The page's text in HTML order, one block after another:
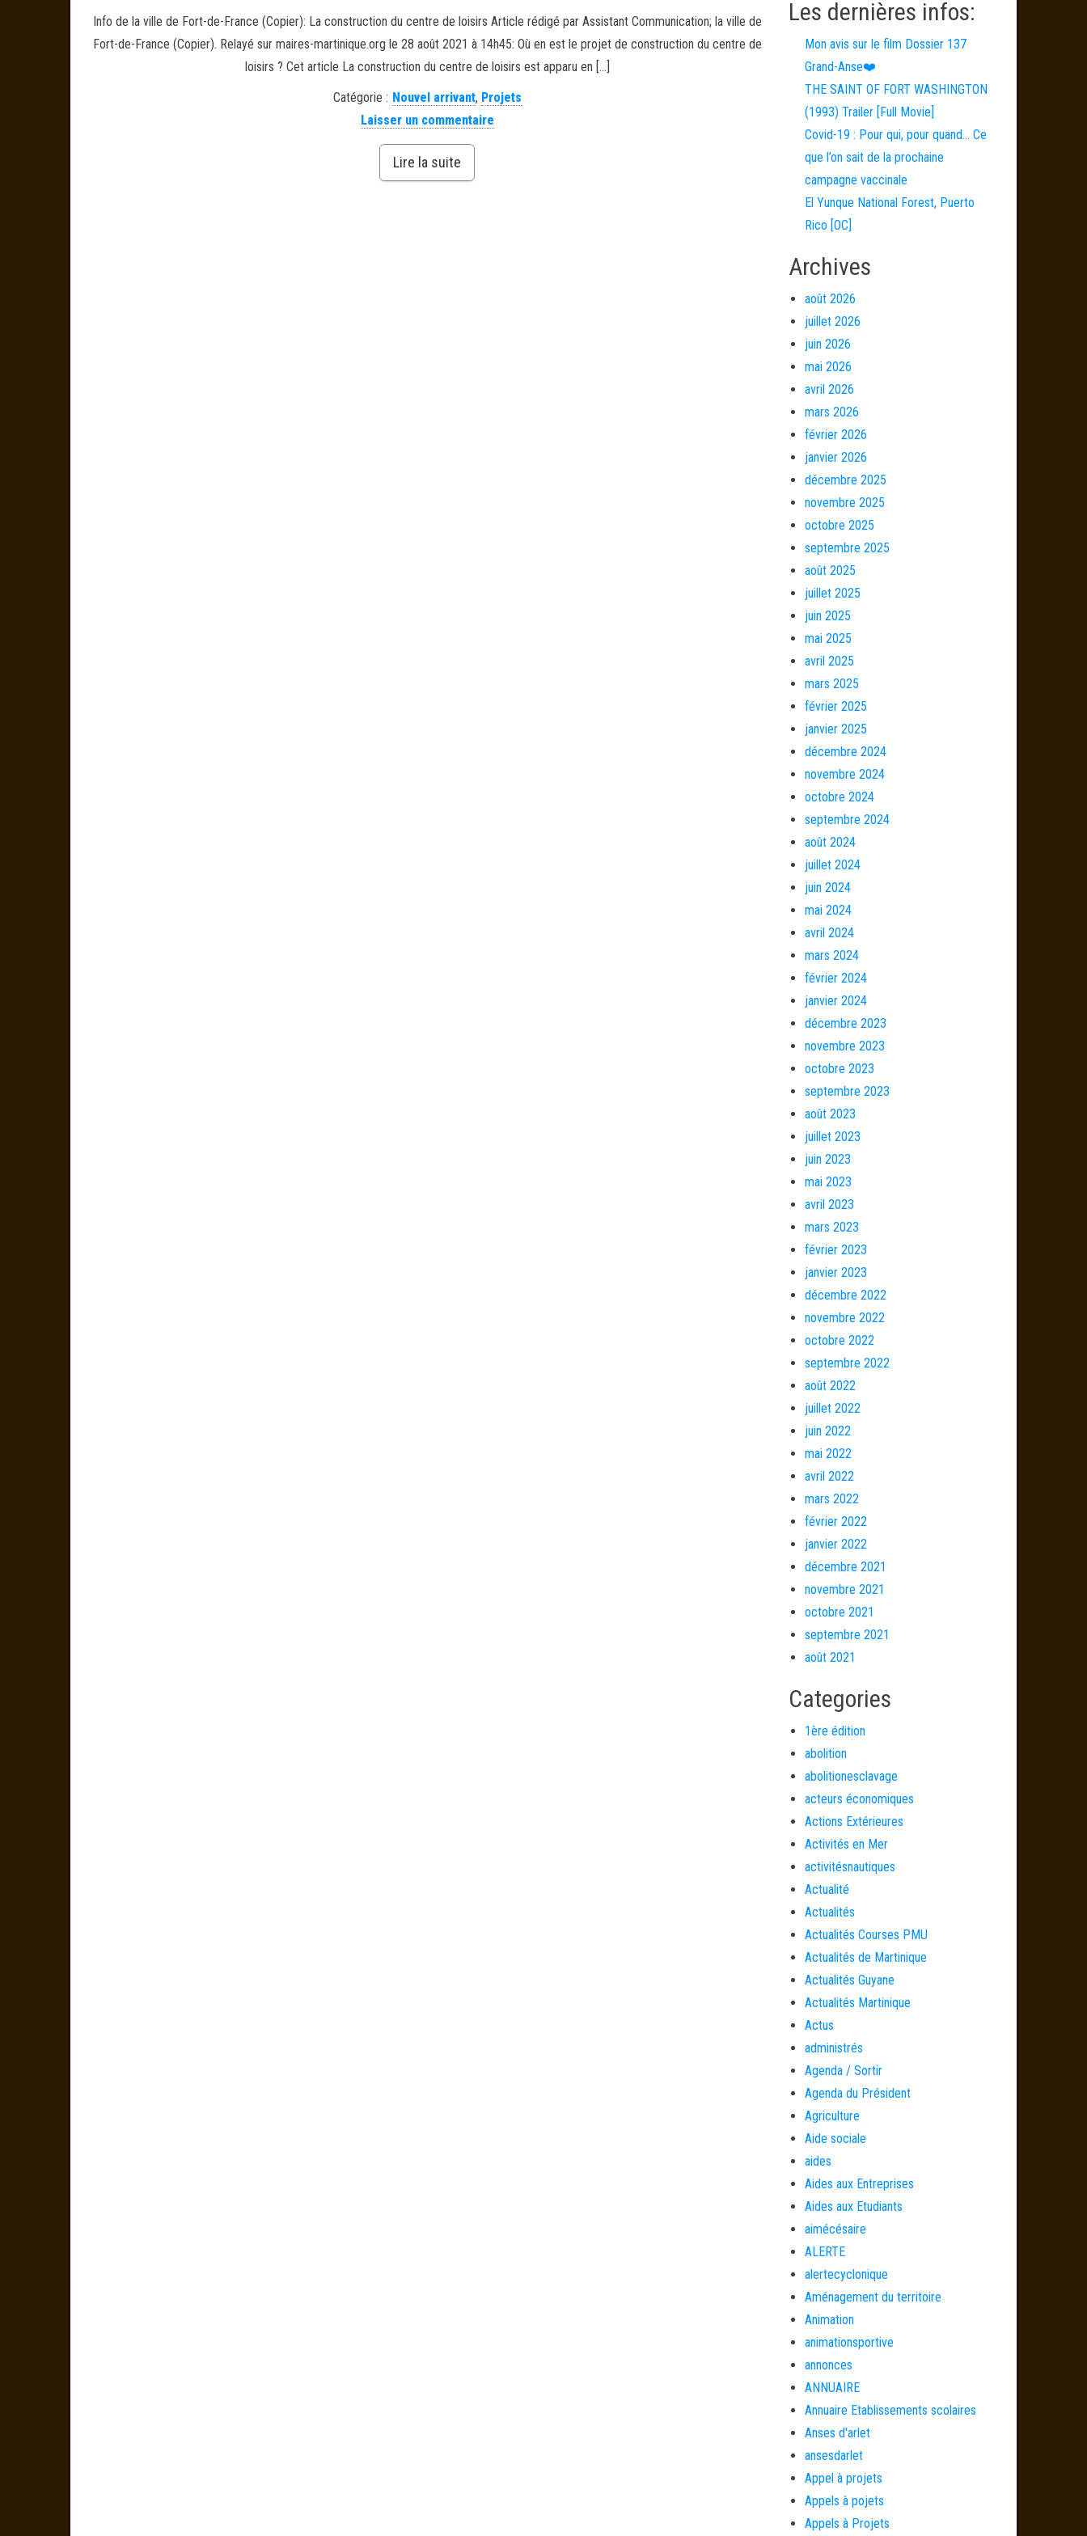
Info de la ville de Fort-de-France (Copier): La construction du centre de loisirs Article rédigé par Assistant Communication; la ville de
Fort-de-France (Copier). Relayé sur maires-martinique.org le 28 août 2021 à 14h45: Où en est le projet de construction du centre de
loisirs ? Cet article La construction du centre de loisirs est apparu en […]
Catégorie : Nouvel arrivant, Projets
Laisser un commentaire
Lire la suite
Les dernières infos:
Mon avis sur le film Dossier 137
Grand-Anse❤️
THE SAINT OF FORT WASHINGTON
(1993) Trailer [Full Movie]
Covid-19 : Pour qui, pour quand… Ce
que l’on sait de la prochaine
campagne vaccinale
El Yunque National Forest, Puerto
Rico [OC]
Archives
août 2026
juillet 2026
juin 2026
mai 2026
avril 2026
mars 2026
février 2026
janvier 2026
décembre 2025
novembre 2025
octobre 2025
septembre 2025
août 2025
juillet 2025
juin 2025
mai 2025
avril 2025
mars 2025
février 2025
janvier 2025
décembre 2024
novembre 2024
octobre 2024
septembre 2024
août 2024
juillet 2024
juin 2024
mai 2024
avril 2024
mars 2024
février 2024
janvier 2024
décembre 2023
novembre 2023
octobre 2023
septembre 2023
août 2023
juillet 2023
juin 2023
mai 2023
avril 2023
mars 2023
février 2023
janvier 2023
décembre 2022
novembre 2022
octobre 2022
septembre 2022
août 2022
juillet 2022
juin 2022
mai 2022
avril 2022
mars 2022
février 2022
janvier 2022
décembre 2021
novembre 2021
octobre 2021
septembre 2021
août 2021
Categories
1ère édition
abolition
abolitionesclavage
acteurs économiques
Actions Extérieures
Activités en Mer
activitésnautiques
Actualité
Actualités
Actualités Courses PMU
Actualités de Martinique
Actualités Guyane
Actualités Martinique
Actus
administrés
Agenda / Sortir
Agenda du Président
Agriculture
Aide sociale
aides
Aides aux Entreprises
Aides aux Etudiants
aimécésaire
ALERTE
alertecyclonique
Aménagement du territoire
Animation
animationsportive
annonces
ANNUAIRE
Annuaire Etablissements scolaires
Anses d'arlet
ansesdarlet
Appel à projets
Appels à pojets
Appels à Projets